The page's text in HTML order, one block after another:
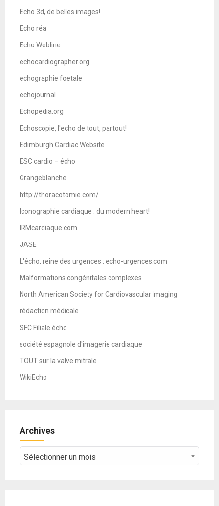
Echo 3d, de belles images!
Echo réa
Echo Webline
echocardiographer.org
echographie foetale
echojournal
Echopedia.org
Echoscopie, l'echo de tout, partout!
Edimburgh Cardiac Website
ESC cardio – écho
Grangeblanche
http://thoracotomie.com/
Iconographie cardiaque : du modern heart!
IRMcardiaque.com
JASE
L'écho, reine des urgences : echo-urgences.com
Malformations congénitales complexes
North American Society for Cardiovascular Imaging
rédaction médicale
SFC Filiale écho
société espagnole d'imagerie cardiaque
TOUT sur la valve mitrale
WikiEcho
Archives
Archives